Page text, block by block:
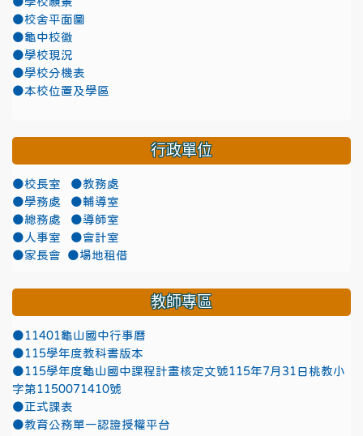
●校舍平面圖
●龜中校徽
●學校現況
●學校分機表
●本校位置及學區
行政單位
●校長室
●教務處
●學務處
●輔導室
●總務處
●導師室
●人事室
●會計室
●家長會
●場地租借
教師專區
●11401龜山國中行事曆
●115學年度教科書版本
●115學年度龜山國中課程計畫核定文號115年7月31日桃教小
字第1150071410號
●正式課表
●教育公務單一認證授權平台